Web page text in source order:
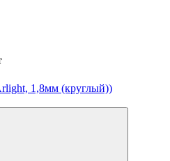
1,8мм (круглый))